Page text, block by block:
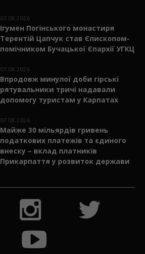
07.08.2026
Ігумен Погінського монастиря
Терентій Цапчук став Єпископом-
помічником Бучацької Єпархії УГКЦ
07.08.2026
Впродовж минулої доби гірські
рятувальники тричі надавали
допомогу туристам у Карпатах
07.08.2026
Майже 30 мільярдів гривень
податкових платежів та єдиного
внеску – вклад платників
Прикарпаття у розвиток держави